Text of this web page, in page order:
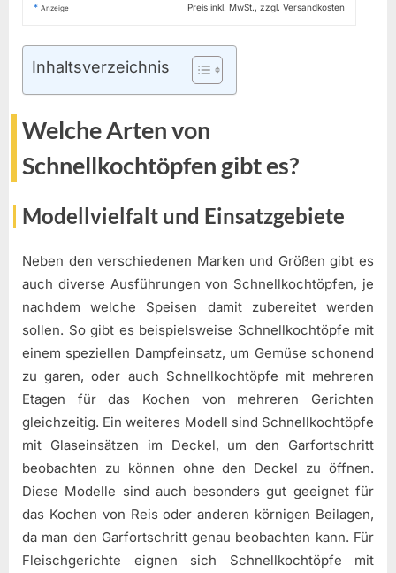
* Anzeige Preis inkl. MwSt., zzgl. Versandkosten
Inhaltsverzeichnis
Welche Arten von
Schnellkochtöpfen gibt es?
Modellvielfalt und Einsatzgebiete
Neben den verschiedenen Marken und Größen gibt es
auch diverse Ausführungen von Schnellkochtöpfen, je
nachdem welche Speisen damit zubereitet werden
sollen. So gibt es beispielsweise Schnellkochtöpfe mit
einem speziellen Dampfeinsatz, um Gemüse schonend
zu garen, oder auch Schnellkochtöpfe mit mehreren
Etagen für das Kochen von mehreren Gerichten
gleichzeitig. Ein weiteres Modell sind Schnellkochtöpfe
mit Glaseinsätzen im Deckel, um den Garfortschritt
beobachten zu können ohne den Deckel zu öffnen.
Diese Modelle sind auch besonders gut geeignet für
das Kochen von Reis oder anderen körnigen Beilagen,
da man den Garfortschritt genau beobachten kann. Für
Fleischgerichte eignen sich Schnellkochtöpfe mit